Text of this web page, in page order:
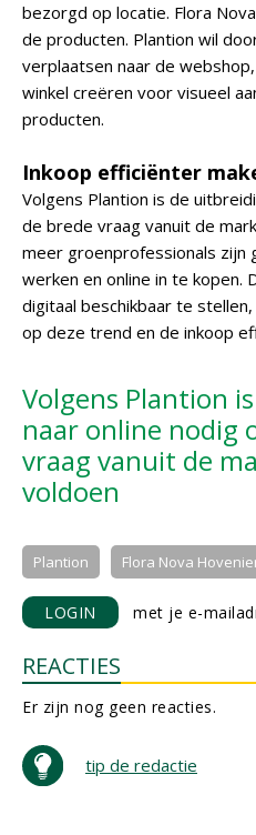
bezorgd op locatie. Flora
de producten. Plantion wil
verplaatsen naar de
winkel creëren voor visueel
producten.
Inkoop efficiënter
Volgens Plantion is de
de brede vraag vanuit de
meer groenprofessionals zijn
werken en online in te kopen.
digitaal beschikbaar te
op deze trend en de inkoop
Volgens Plantion
naar online nodig
vraag vanuit de
voldoen
Plantion Flora Nova
LOGIN met je e-
REACTIES
Er zijn nog geen reacties.
tip de redactie